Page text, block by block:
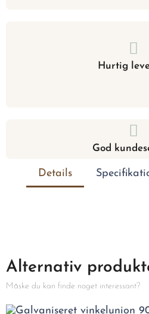
Hurtig
God
Details
Alternativ
Måske du kan finde noget interessant?